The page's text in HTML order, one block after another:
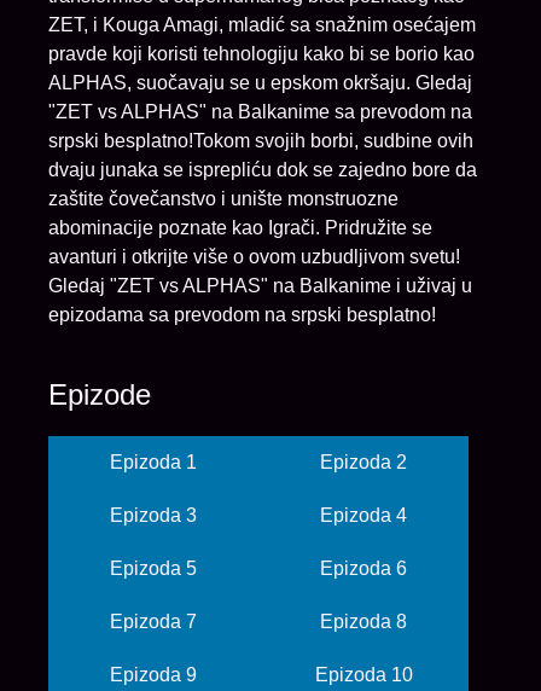
ZET, i Kouga Amagi, mladić sa snažnim osećajem
pravde koji koristi tehnologiju kako bi se borio kao
ALPHAS, suočavaju se u epskom okršaju. Gledaj
"ZET vs ALPHAS" na Balkanime sa prevodom na
srpski besplatno!Tokom svojih borbi, sudbine ovih
dvaju junaka se isprepliću dok se zajedno bore da
zaštite čovečanstvo i unište monstruozne
abominacije poznate kao Igrači. Pridružite se
avanturi i otkrijte više o ovom uzbudljivom svetu!
Gledaj "ZET vs ALPHAS" na Balkanime i uživaj u
epizodama sa prevodom na srpski besplatno!
Epizode
Epizoda 1 Epizoda 2
Epizoda 3 Epizoda 4
Epizoda 5 Epizoda 6
Epizoda 7 Epizoda 8
Epizoda 9 Epizoda 10